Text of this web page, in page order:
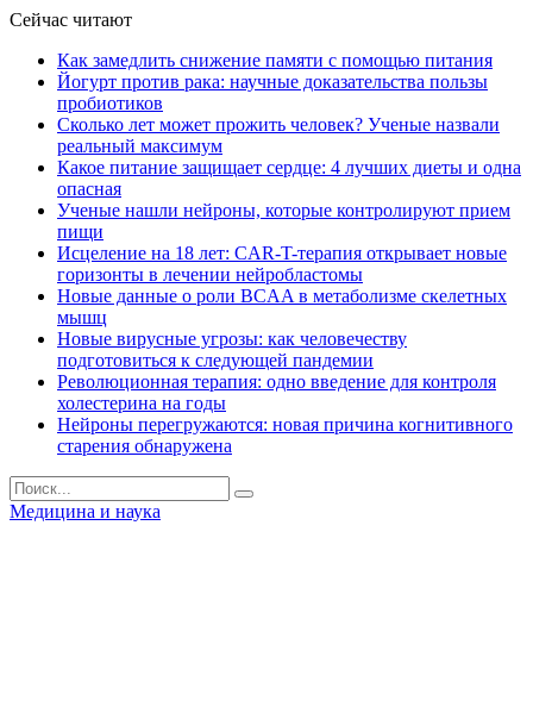
Сейчас читают
Как замедлить снижение памяти с помощью питания
Йогурт против рака: научные доказательства пользы
пробиотиков
Сколько лет может прожить человек? Ученые назвали
реальный максимум
Какое питание защищает сердце: 4 лучших диеты и одна
опасная
Ученые нашли нейроны, которые контролируют прием
пищи
Исцеление на 18 лет: CAR-T-терапия открывает новые
горизонты в лечении нейробластомы
Новые данные о роли BCAA в метаболизме скелетных
мышц
Новые вирусные угрозы: как человечеству
подготовиться к следующей пандемии
Революционная терапия: одно введение для контроля
холестерина на годы
Нейроны перегружаются: новая причина когнитивного
старения обнаружена
Медицина и наука